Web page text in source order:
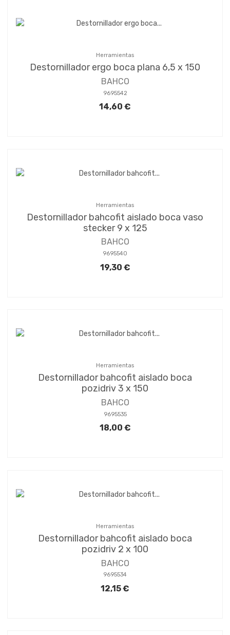
Herramientas
Destornillador ergo boca plana 6,5 x 150
BAHCO
9695542
14,60 €
Herramientas
Destornillador bahcofit aislado boca vaso
stecker 9 x 125
BAHCO
9695540
19,30 €
Herramientas
Destornillador bahcofit aislado boca
pozidriv 3 x 150
BAHCO
9695535
18,00 €
Herramientas
Destornillador bahcofit aislado boca
pozidriv 2 x 100
BAHCO
9695534
12,15 €